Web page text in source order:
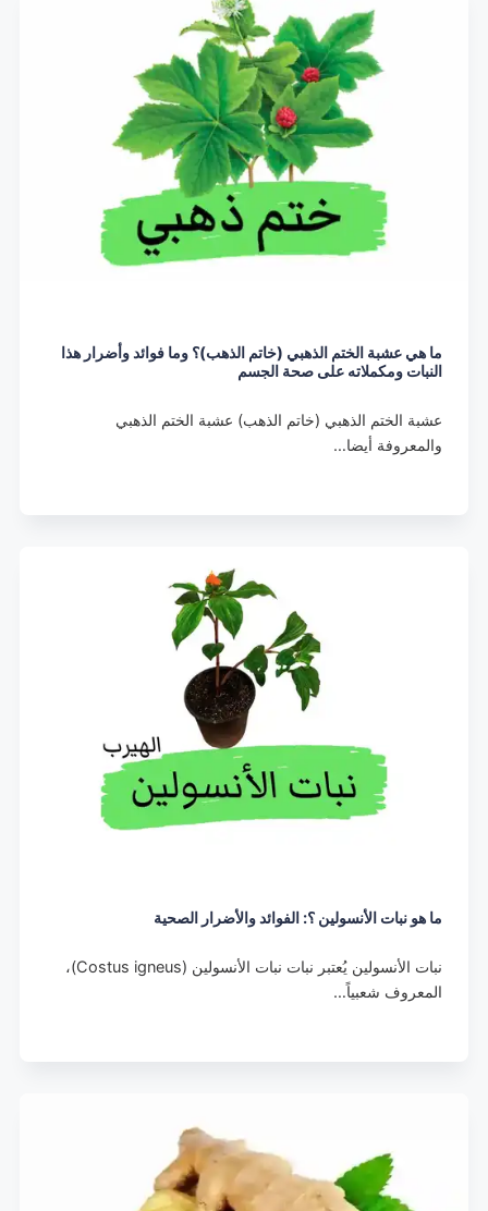
ما هي عشبة الختم الذهبي (خاتم الذهب)؟ وما فوائد وأضرار هذا
النبات ومكملاته على صحة الجسم
عشبة الختم الذهبي (خاتم الذهب) عشبة الختم الذهبي
والمعروفة أيضا…
ما هو نبات الأنسولين ؟: الفوائد والأضرار الصحية
نبات الأنسولين يُعتبر نبات نبات الأنسولين (Costus igneus)،
المعروف شعبياً…